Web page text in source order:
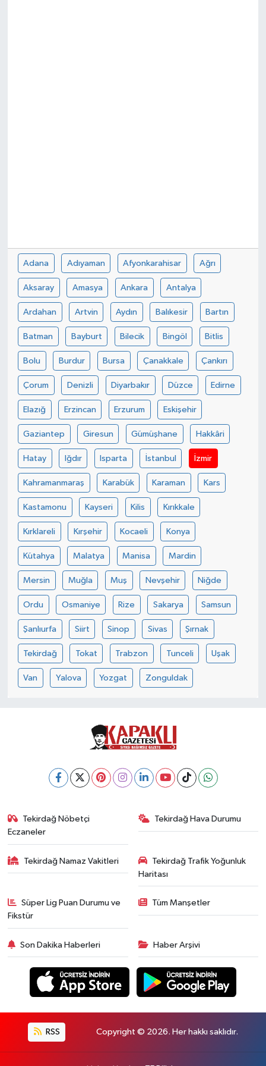
Adana Adıyaman Afyonkarahisar Ağrı
Aksaray Amasya Ankara Antalya
Ardahan Artvin Aydın Balıkesir Bartın
Batman Bayburt Bilecik Bingöl Bitlis
Bolu Burdur Bursa Çanakkale Çankırı
Çorum Denizli Diyarbakır Düzce Edirne
Elazığ Erzincan Erzurum Eskişehir
Gaziantep Giresun Gümüşhane Hakkâri
Hatay Iğdır Isparta İstanbul İzmir
Kahramanmaraş Karabük Karaman Kars
Kastamonu Kayseri Kilis Kırıkkale
Kırklareli Kırşehir Kocaeli Konya
Kütahya Malatya Manisa Mardin
Mersin Muğla Muş Nevşehir Niğde
Ordu Osmaniye Rize Sakarya Samsun
Şanlıurfa Siirt Sinop Sivas Şırnak
Tekirdağ Tokat Trabzon Tunceli Uşak
Van Yalova Yozgat Zonguldak
Tekirdağ Nöbetçi
Eczaneler
Tekirdağ Hava Durumu
Tekirdağ Namaz Vakitleri
Tekirdağ Trafik Yoğunluk
Haritası
Süper Lig Puan Durumu ve
Fikstür
Tüm Manşetler
Son Dakika Haberleri Haber Arşivi
RSS Copyright © 2026. Her hakkı saklıdır.